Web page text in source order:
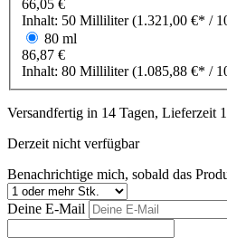
66,05 €
Inhalt: 50 Milliliter(1.321,00 €* /
80 ml
86,87 €
Inhalt: 80 Milliliter(1.085,88 €* /
Versandfertig in 14 Tagen, Lieferzeit
Derzeit nicht verfügbar
Benachrichtige mich, sobald das
Deine E-Mail